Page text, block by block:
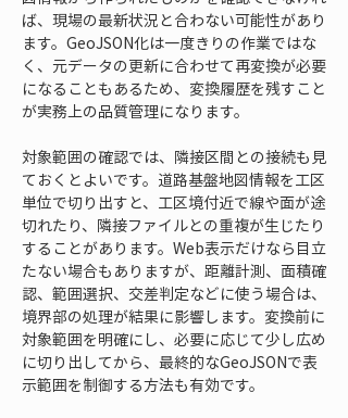
ば、現場の最新状況と合わない可能性があり
ます。GeoJSON化は一度きりの作業ではな
く、元データの更新に合わせて再変換が必要
になることもあるため、変換履歴を残すこと
が実務上の品質管理になります。
対象範囲の確認では、隣接区間との接続も見
ておくとよいです。道路基盤地図情報を工区
単位で切り出すと、工区境付近で線や面が途
切れたり、隣接ファイルとの重複が生じたり
することがあります。Web表示だけなら目立
たない場合もありますが、距離計測、面積確
認、範囲選択、交差判定などに使う場合は、
境界部の処理が結果に影響します。変換前に
対象範囲を明確にし、必要に応じて少し広め
に切り出してから、最終的なGeoJSONで表
示範囲を制御する方法も有効です。